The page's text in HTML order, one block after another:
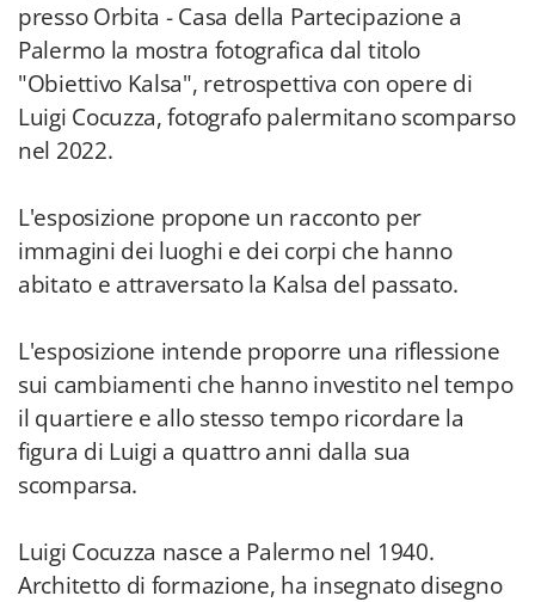
presso Orbita - Casa della Partecipazione a
Palermo la mostra fotografica dal titolo
"Obiettivo Kalsa", retrospettiva con opere di
Luigi Cocuzza, fotografo palermitano scomparso
nel 2022.
L'esposizione propone un racconto per
immagini dei luoghi e dei corpi che hanno
abitato e attraversato la Kalsa del passato.
L'esposizione intende proporre una riflessione
sui cambiamenti che hanno investito nel tempo
il quartiere e allo stesso tempo ricordare la
figura di Luigi a quattro anni dalla sua
scomparsa.
Luigi Cocuzza nasce a Palermo nel 1940.
Architetto di formazione, ha insegnato disegno